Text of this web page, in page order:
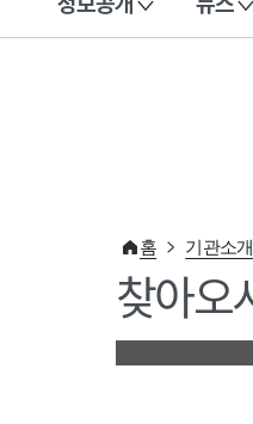
이 누리집은 대한민국 공식
홈 기관소개
찾아오